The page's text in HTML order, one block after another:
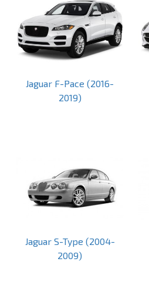
Jaguar F-Pace (2016-
2019)
Jaguar S-Type (2004-
2009)